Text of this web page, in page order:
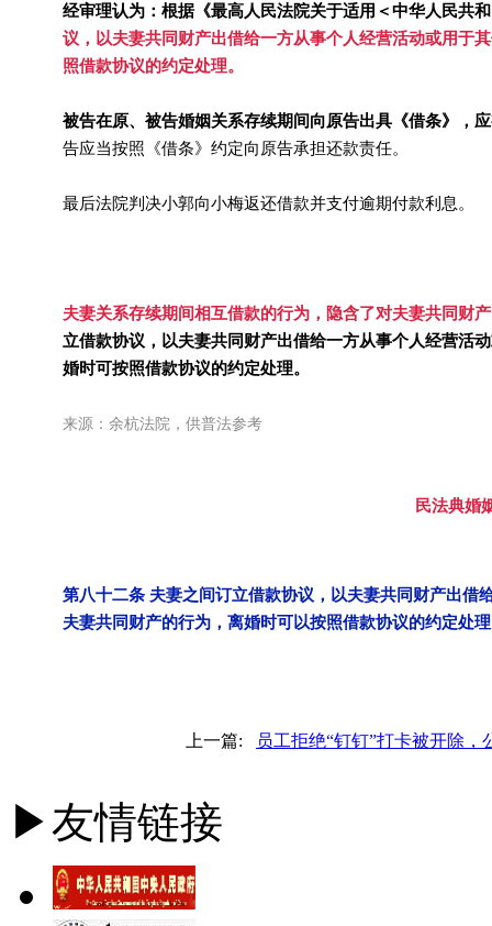
经审理认为：根据《最高人民法院关于适用＜中华人民共
议，以夫妻共同财产出借给一方从事个人经营活动或用于
照借款协议的约定处理。
被告在原、被告婚姻关系存续期间向原告出具《借条》，
告应当按照《借条》约定向原告承担还款责任。
最后法院判决小郭向小梅返还借款并支付逾期付款利息。
夫妻关系存续期间相互借款的行为，隐含了对夫妻共同财
立借款协议，以夫妻共同财产出借给一方从事个人经营活
婚时可按照借款协议的约定处理。
来源：余杭法院，供普法参考
民法典婚
第八十二条 夫妻之间订立借款协议，以夫妻共同财产出借
夫妻共同财产的行为，离婚时可以按照借款协议的约定处
上一篇: 员工拒绝“钉钉”打卡被开除，
▶友情链接